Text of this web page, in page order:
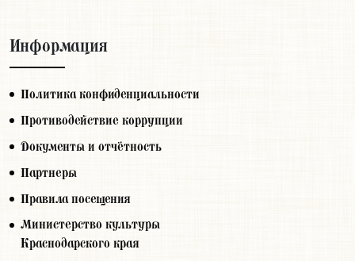
Информация
Политика конфиденциальности
Противодействие коррупции
Документы и отчётность
Партнеры
Правила посещения
Министерство культуры
Краснодарского края